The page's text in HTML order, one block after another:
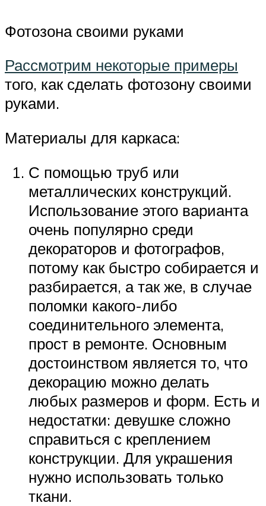
Фотозона своими руками
Рассмотрим некоторые примеры
того, как сделать фотозону своими
руками.
Материалы для каркаса:
С помощью труб или
металлических конструкций.
Использование этого варианта
очень популярно среди
декораторов и фотографов,
потому как быстро собирается и
разбирается, а так же, в случае
поломки какого-либо
соединительного элемента,
прост в ремонте. Основным
достоинством является то, что
декорацию можно делать
любых размеров и форм. Есть и
недостатки: девушке сложно
справиться с креплением
конструкции. Для украшения
нужно использовать только
ткани.